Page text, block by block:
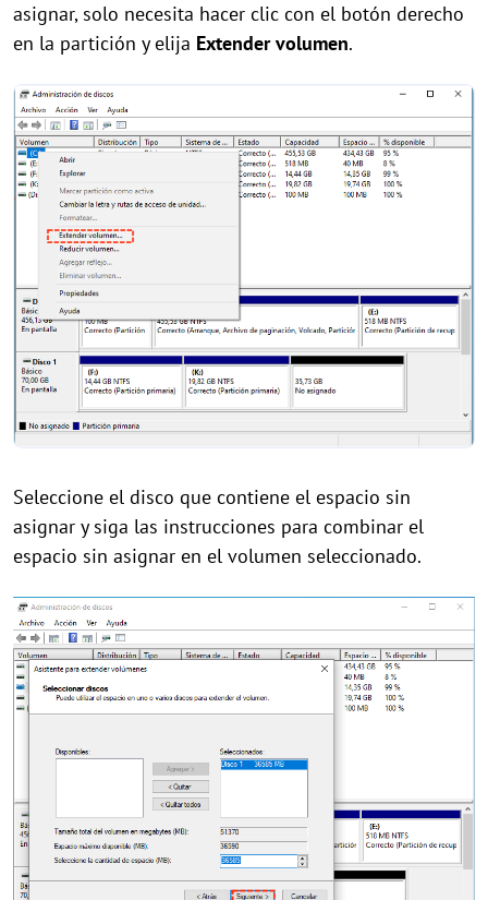
asignar,solo necesita hacer clic con el botón derecho
en la partición y elija Extender volumen.
Seleccione el disco que contiene el espacio sin
asignar y siga las instrucciones para combinar el
espacio sin asignar en el volumen seleccionado.